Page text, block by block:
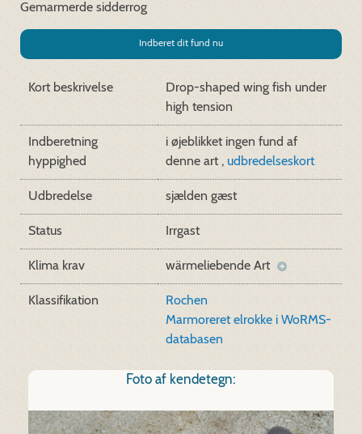
Gemarmerde sidderrog
Indberet dit fund nu
Kort beskrivelse
Drop-shaped wing fish under
high tension
Indberetning
hyppighed
i øjeblikket ingen fund af
denne art , udbredelseskort
Udbredelse sjælden gæst
Status Irrgast
Klima krav wärmeliebende Art
Klassifikation
Rochen
Marmoreret elrokke i WoRMS-
databasen
Foto af kendetegn: